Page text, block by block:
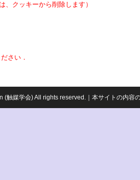
クッキーから削除します）
さい．
触媒学会) All rights reserved.｜本サイトの内容